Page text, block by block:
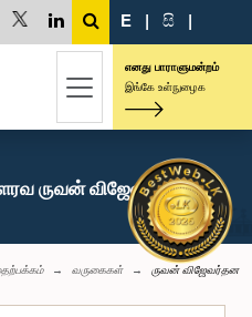
E | සි |
எனது பாராளுமன்றம்
இங்கே உள்நுழைக
ருவன் விஜேவர்தன,
வருகைகள் ருவன் விஜேவர்தன